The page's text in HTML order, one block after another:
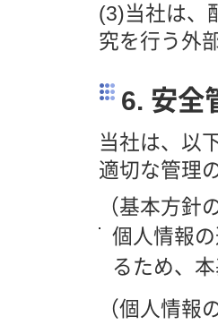
(3)当社は、
究を行う外
6. 安全
当社は、以
適切な管理
（基本方針
個人情報
るため、
（個人情報